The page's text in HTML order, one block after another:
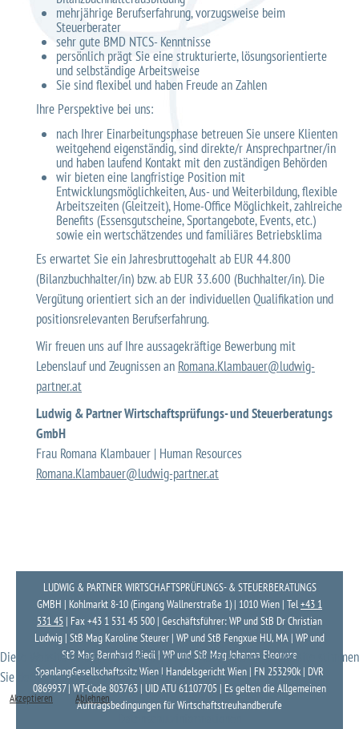
mehrjährige Berufserfahrung, vorzugsweise beim
Steuerberater
sehr gute BMD NTCS- Kenntnisse
persönlich prägt Sie eine strukturierte, lösungsorientierte
und selbständige Arbeitsweise
Sie sind flexibel und haben Freude an Zahlen
Ihre Perspektive bei uns:
nach Ihrer Einarbeitungsphase betreuen Sie unsere Klienten
weitgehend eigenständig, sind direkte/r Ansprechpartner/in
und haben laufend Kontakt mit den zuständigen Behörden
wir bieten eine langfristige Position mit
Entwicklungsmöglichkeiten, Aus- und Weiterbildung, flexible
Arbeitszeiten (Gleitzeit), Home-Office Möglichkeit, zahlreiche
Benefits (Essensgutscheine, Sportangebote, Events, etc.)
sowie ein wertschätzendes und familiäres Betriebsklima
Es erwartet Sie ein Jahresbruttogehalt ab EUR 44.800
(Bilanzbuchhalter/in) bzw. ab EUR 33.600 (Buchhalter/in). Die
Vergütung orientiert sich an der individuellen Qualifikation und
positionsrelevanten Berufserfahrung.
Wir freuen uns auf Ihre aussagekräftige Bewerbung mit
Lebenslauf und Zeugnissen an Romana.Klambauer@ludwig-
partner.at
Ludwig & Partner Wirtschaftsprüfungs- und Steuerberatungs
GmbH
Frau Romana Klambauer | Human Resources
Romana.Klambauer@ludwig-partner.at
LUDWIG & PARTNER WIRTSCHAFTSPRÜFUNGS- & STEUERBERATUNGS
GMBH | Kohlmarkt 8-10 (Eingang Wallnerstraße 1) | 1010 Wien | Tel+43 1
531 45 | Fax+43 1 531 45 500 | Geschäftsführer: WP und StB Dr Christian
Ludwig | StB Mag Karoline Steurer | WP und StB Fengxue HU, MA | WP und
StB Mag Bernhard Riedl | WP und StB Mag Johanna Eleonore
SpanlangGesellschaftssitz Wien | Handelsgericht Wien | FN 253290k | DVR
0869937 | WT-Code 803763 | UID ATU 61107705 | Es gelten die Allgemeinen
Auftragsbedingungen für Wirtschaftstreuhandberufe
Diese Website benutzt Cookies. Durch die Nutzung unserer Website stimmen
Sie der Verwendung von Cookies zu.
Akzeptieren Ablehnen